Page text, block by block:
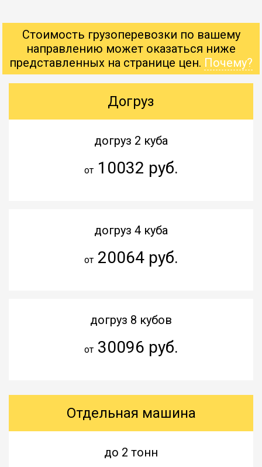
Стоимость грузоперевозки по вашему
направлению может оказаться ниже
представленных на странице цен. Почему?
Догруз
догруз 2 куба
от10032 руб.
догруз 4 куба
от20064 руб.
догруз 8 кубов
от30096 руб.
Отдельная машина
до 2 тонн